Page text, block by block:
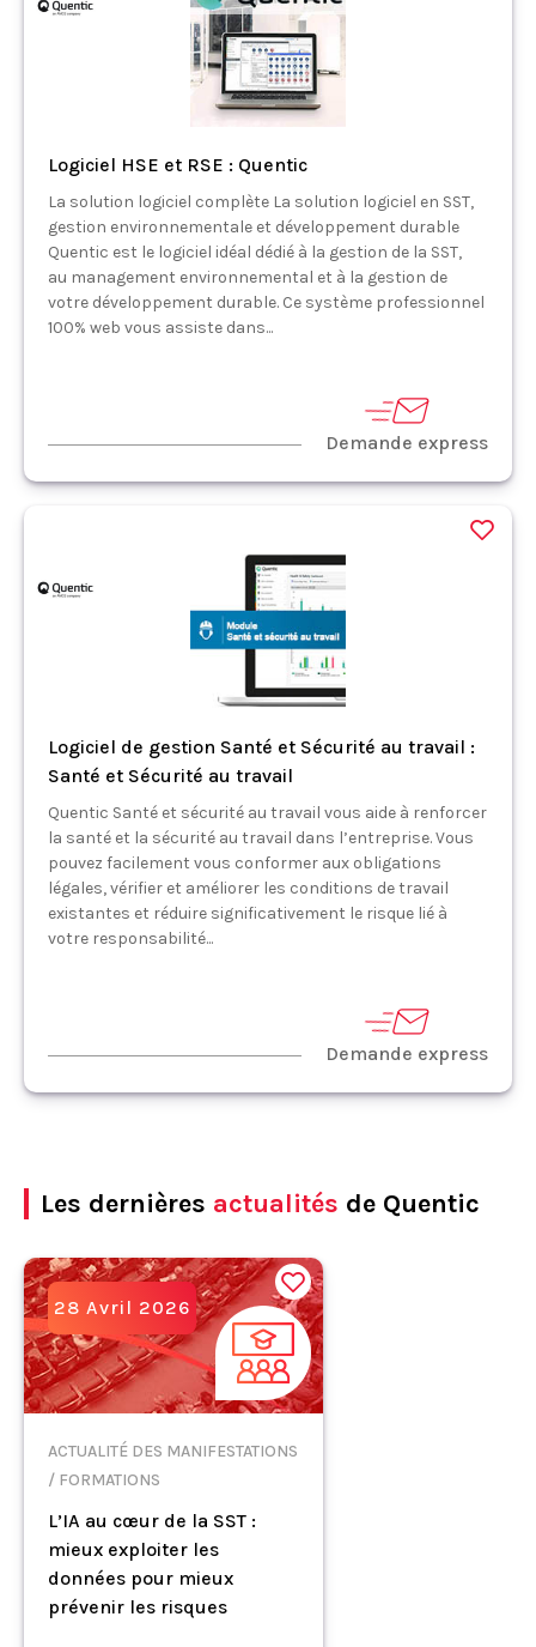
Logiciel HSE et RSE : Quentic
La solution logiciel complète La solution logiciel en SST,
gestion environnementale et développement durable
Quentic est le logiciel idéal dédié à la gestion de la SST,
au management environnemental et à la gestion de
votre développement durable. Ce système professionnel
100% web vous assiste dans...
Demande express
Logiciel de gestion Santé et Sécurité au travail :
Santé et Sécurité au travail
Quentic Santé et sécurité au travail vous aide à renforcer
la santé et la sécurité au travail dans l’entreprise. Vous
pouvez facilement vous conformer aux obligations
légales, vérifier et améliorer les conditions de travail
existantes et réduire significativement le risque lié à
votre responsabilité...
Demande express
Les dernières actualités de Quentic
28 Avril 2026
ACTUALITÉ DES MANIFESTATIONS
/ FORMATIONS
L’IA au cœur de la SST :
mieux exploiter les
données pour mieux
prévenir les risques